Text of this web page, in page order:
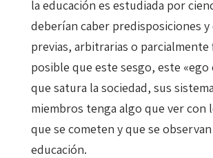
la educación es estudiada por
deberían caber predisposiciones y
previas, arbitrarias o parcialmente
posible que este sesgo, este «ego
que satura la sociedad, sus
miembros tenga algo que ver con
que se cometen y que se
educación.